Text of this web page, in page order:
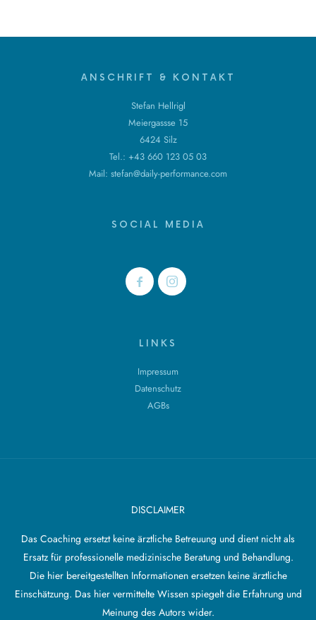
ANSCHRIFT & KONTAKT
Stefan Hellrigl
Meiergassse 15
6424 Silz
Tel.: +43 660 123 05 03
Mail: stefan@daily-performance.com
SOCIAL MEDIA
LINKS
Impressum
Datenschutz
AGBs
DISCLAIMER
Das Coaching ersetzt keine ärztliche Betreuung und dient nicht als
Ersatz für professionelle medizinische Beratung und Behandlung.
Die hier bereitgestellten Informationen ersetzen keine ärztliche
Einschätzung. Das hier vermittelte Wissen spiegelt die Erfahrung und
Meinung des Autors wider.